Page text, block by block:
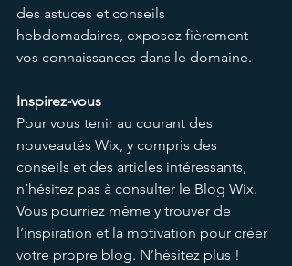
des astuces et conseils
hebdomadaires, exposez fièrement
vos connaissances dans le domaine.
Inspirez-vous
Pour vous tenir au courant des
nouveautés Wix, y compris des
conseils et des articles intéressants,
n’hésitez pas à consulter le Blog Wix.
Vous pourriez même y trouver de
l’inspiration et la motivation pour créer
votre propre blog. N’hésitez plus !